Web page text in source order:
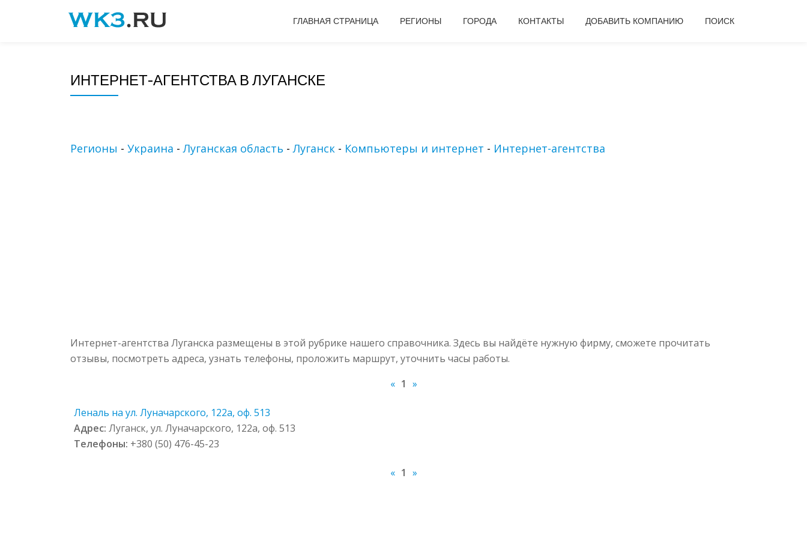
ГЛАВНАЯ СТРАНИЦА РЕГИОНЫ ГОРОДА КОНТАКТЫ ДОБАВИТЬ КОМПАНИЮ ПОИСК
ИНТЕРНЕТ-АГЕНТСТВА В ЛУГАНСКЕ
Регионы - Украина -Луганская область -Луганск - Компьютеры и интернет - Интернет-агентства
Интернет-агентства Луганска размещены в этой рубрике нашего справочника. Здесь вы найдёте нужную фирму, сможете прочитать
отзывы, посмотреть адреса, узнать телефоны, проложить маршрут, уточнить часы работы.
« 1 »
Леналь на ул. Луначарского, 122а, оф. 513
Адрес:Луганск, ул. Луначарского, 122а, оф. 513
Телефоны: +380 (50) 476-45-23
« 1 »